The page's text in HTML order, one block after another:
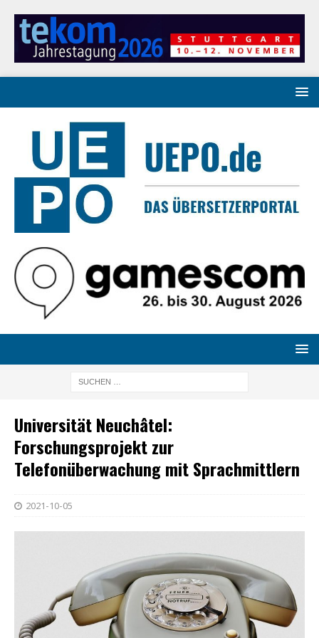
Universität Neuchâtel:
Forschungsprojekt zur
Telefonüberwachung mit Sprachmittlern
2021-10-05